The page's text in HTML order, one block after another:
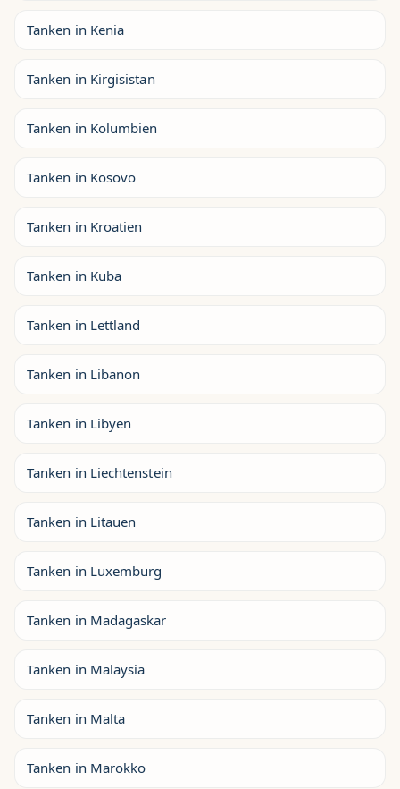
Tanken in Kenia
Tanken in Kirgisistan
Tanken in Kolumbien
Tanken in Kosovo
Tanken in Kroatien
Tanken in Kuba
Tanken in Lettland
Tanken in Libanon
Tanken in Libyen
Tanken in Liechtenstein
Tanken in Litauen
Tanken in Luxemburg
Tanken in Madagaskar
Tanken in Malaysia
Tanken in Malta
Tanken in Marokko